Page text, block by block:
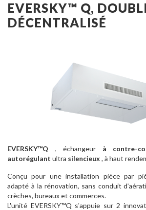
EVERSKY™ Q,
DÉCENTRALISÉ
EVERSKY™Q , échangeur à contre-
autorégulant ultra silencieux , à haut
Conçu pour une installation pièce par
adapté à la rénovation, sans conduit
crèches, bureaux et commerces.
L'unité EVERSKY™Q s'appuie sur 2